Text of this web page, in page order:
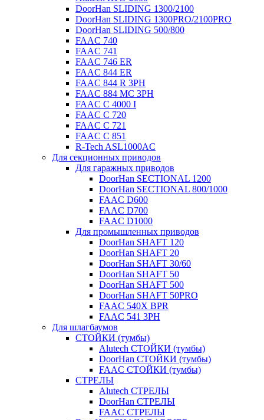
DoorHan SLIDING 1300/2100
DoorHan SLIDING 1300PRO/2100PRO
DoorHan SLIDING 500/800
FAAC 740
FAAC 741
FAAC 746 ER
FAAC 844 ER
FAAC 844 R 3PH
FAAC 884 MC 3PH
FAAC C 4000 I
FAAC C 720
FAAC C 721
FAAC C 851
R-Tech ASL1000AC
Для секционных приводов
Для гаражных приводов
DoorHan SECTIONAL 1200
DoorHan SECTIONAL 800/1000
FAAC D600
FAAC D700
FAAC D1000
Для промышленных приводов
DoorHan SHAFT 120
DoorHan SHAFT 20
DoorHan SHAFT 30/60
DoorHan SHAFT 50
DoorHan SHAFT 500
DoorHan SHAFT 50PRO
FAAC 540X BPR
FAAC 541 3PH
Для шлагбаумов
СТОЙКИ (тумбы)
Alutech СТОЙКИ (тумбы)
DoorHan СТОЙКИ (тумбы)
FAAC СТОЙКИ (тумбы)
СТРЕЛЫ
Alutech СТРЕЛЫ
DoorHan СТРЕЛЫ
FAAC СТРЕЛЫ